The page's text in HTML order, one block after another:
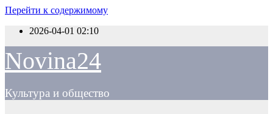
Перейти к содержимому
2026-04-01 02:10
Novina24
Культура и общество